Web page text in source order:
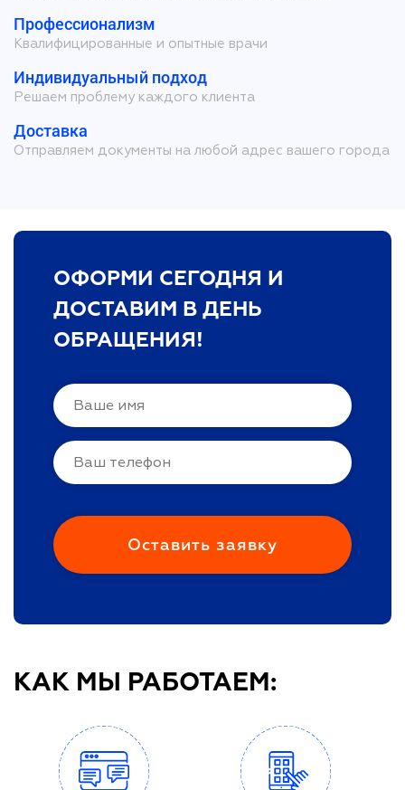
Профессионализм
Квалифицированные и опытные врачи
Индивидуальный подход
Решаем проблему каждого клиента
Доставка
Отправляем документы на любой адрес вашего города
ОФОРМИ СЕГОДНЯ И
ДОСТАВИМ В ДЕНЬ
ОБРАЩЕНИЯ!
КАК МЫ РАБОТАЕМ: